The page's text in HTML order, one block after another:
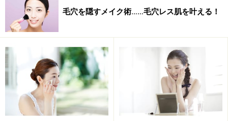
毛穴を隠すメイク術……毛穴レス肌を叶える！